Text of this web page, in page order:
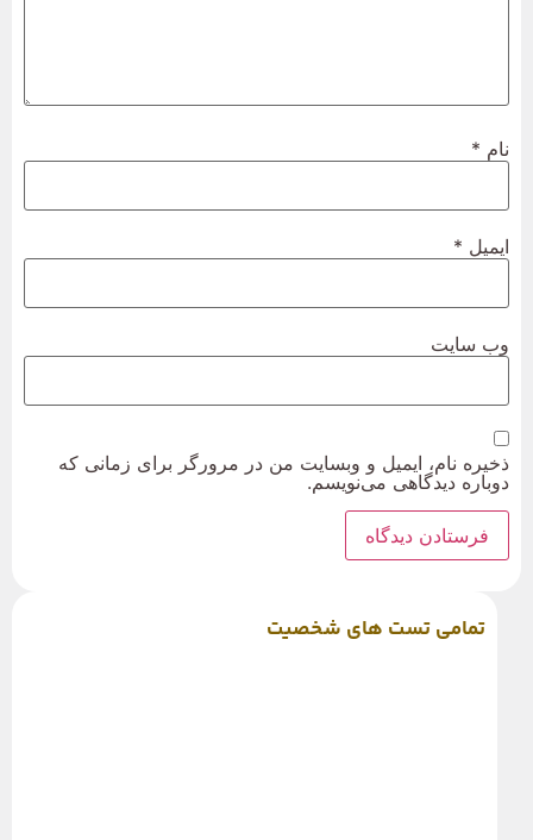
نام *
ایمیل *
وب‌ سایت
ذخیره نام، ایمیل و وبسایت من در مرورگر برای زمانی که
دوباره دیدگاهی می‌نویسم.
تمامی تست های شخصیت